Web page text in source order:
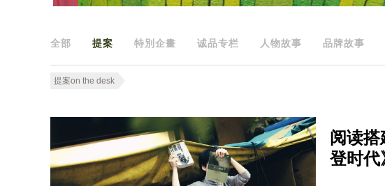
全部 提案 特別企畫 诚品专栏 人物故事 品牌故事
提案on the desk
阅读
登时代